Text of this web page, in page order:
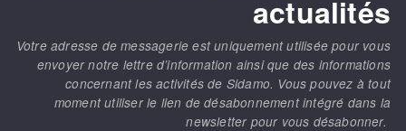
actualités
Votre adresse de messagerie est uniquement utilisée pour vous
envoyer notre lettre d’information ainsi que des informations
concernant les activités de Sidamo. Vous pouvez à tout
moment utiliser le lien de désabonnement intégré dans la
newsletter pour vous désabonner.